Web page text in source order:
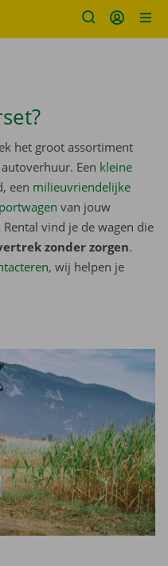
het groot assortiment
Een kleine
een milieuvriendelijke
van jouw
vind je de wagen die
zonder zorgen.
, wij helpen je